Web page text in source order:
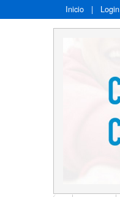
Inicio | Login